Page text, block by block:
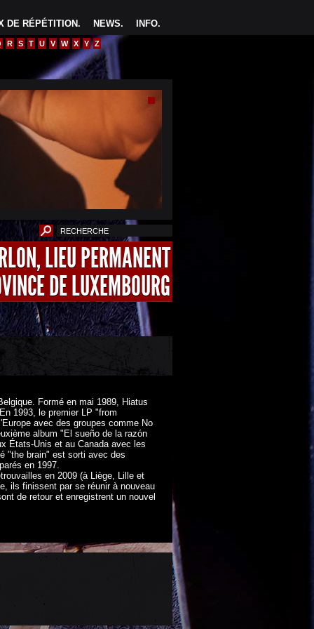
INFO.
NEWS.
DE RÉPÉTITION.
R S T U V W X Y Z
LIEU PERMANENT
DE LUXEMBOURG
Formé en mai 1989, Hiatus
1993, le premier LP "from
avec des groupes comme No
album "El sueño de la razón
États-Unis et au Canada avec les
"the brain" est sorti avec des
en 1997.
en 2009 (à Liège, Lille et
ils finissent par se réunir à nouveau
de retour et enregistrent un nouvel